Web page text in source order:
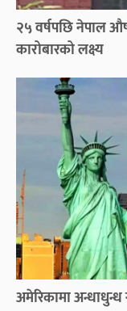
२५ वर्षपछि नेपाल
कारोबारको लक्ष्य
अमेरिकामा